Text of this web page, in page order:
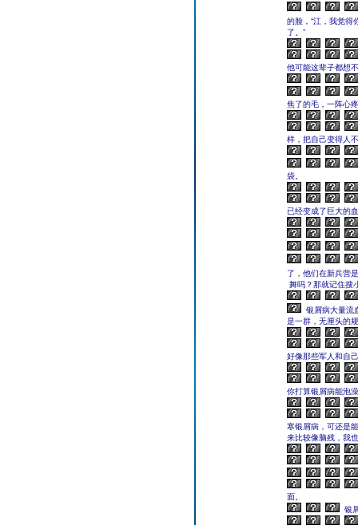
的脸，“江，我觉得
了。”
他可能这辈子都想
焦了的毛，一阵心
样，把自己变得人
袋。
已经变成了巨大的
了，他们在新兵营
舞吗？那就记住搜
银屑病大量流
是一群，无厘头的
好像那些军人和自
你打算银屑病能泡
寒银屑病，可还是
来比较像脑残，我
面。
银